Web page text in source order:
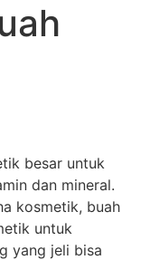
besar untuk
dan mineral.
kosmetik, buah
untuk
yang jeli bisa